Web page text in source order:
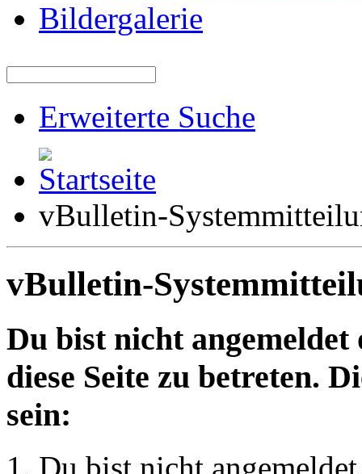
Bildergalerie
Erweiterte Suche
vBulletin-
vBulletin-
Du bist nicht angemeldet
diese Seite zu betreten.
sein:
Du bist nicht